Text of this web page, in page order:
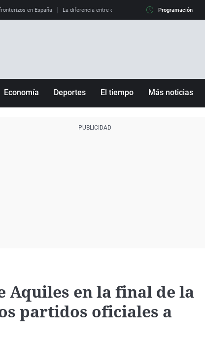
en España La diferencia entre observar el eclipse al 99% y al 100%
Programación
Economía Deportes El tiempo Más noticias
Aquiles en la final de la
partidos oficiales a